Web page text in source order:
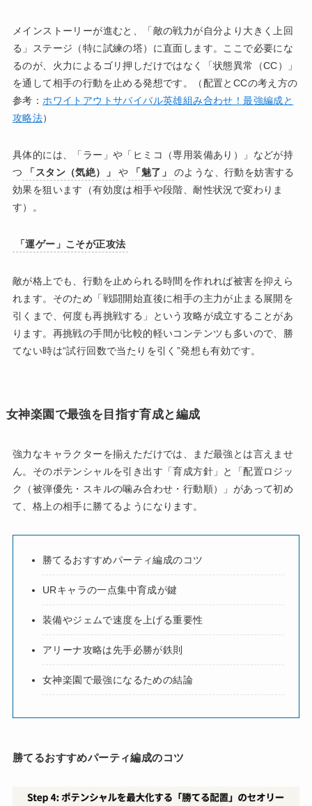
メインストーリーが進むと、「敵の戦力が自分より大きく上回
る」ステージ（特に試練の塔）に直面します。ここで必要にな
るのが、火力によるゴリ押しだけではなく「状態異常（CC）」
を通して相手の行動を止める発想です。（配置とCCの考え方の
参考： ホワイトアウトサバイバル英雄組み合わせ！最強編成と
攻略法）
具体的には、「ラー」や「ヒミコ（専用装備あり）」などが持
つ
「スタン（気絶）」 や 「魅了」
のような、行動を妨害する
効果を狙います（有効度は相手や段階、耐性状況で変わりま
す）。
「運ゲー」こそが正攻法
敵が格上でも、行動を止められる時間を作れれば被害を抑えら
れます。そのため「戦闘開始直後に相手の主力が止まる展開を
引くまで、何度も再挑戦する」という攻略が成立することがあ
ります。再挑戦の手間が比較的軽いコンテンツも多いので、勝
てない時は“試行回数で当たりを引く”発想も有効です。
女神楽園で最強を目指す育成と編成
強力なキャラクターを揃えただけでは、まだ最強とは言えませ
ん。そのポテンシャルを引き出す「育成方針」と「配置ロジッ
ク（被弾優先・スキルの噛み合わせ・行動順）」があって初め
て、格上の相手に勝てるようになります。
勝てるおすすめパーティ編成のコツ
URキャラの一点集中育成が鍵
装備やジェムで速度を上げる重要性
アリーナ攻略は先手必勝が鉄則
女神楽園で最強になるための結論
勝てるおすすめパーティ編成のコツ